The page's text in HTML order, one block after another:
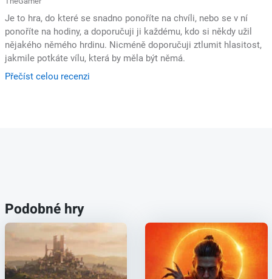
Je to hra, do které se snadno ponoříte na chvíli, nebo se v ní
ponoříte na hodiny, a doporučuji ji každému, kdo si někdy užil
nějakého němého hrdinu. Nicméně doporučuji ztlumit hlasitost,
jakmile potkáte vílu, která by měla být němá.
Přečíst celou recenzi
Podobné hry